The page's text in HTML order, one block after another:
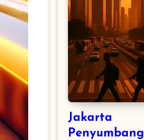
Jakarta
Penyumbang